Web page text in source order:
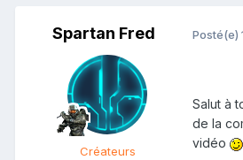
Spartan Fred
Créateurs
Posté(e)
Salut à
de la
vidéo